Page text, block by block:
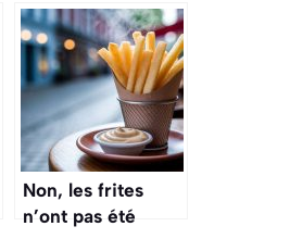
recette
Traditionnelle du
Sud
Non, les frites
n’ont pas été